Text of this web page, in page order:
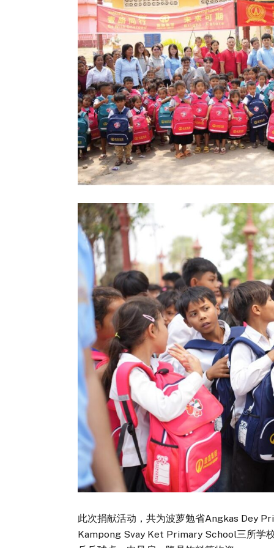
此次捐献活动，共为波萝勉省Angkas Dey
Kampong Svay Ket Primary School三所学